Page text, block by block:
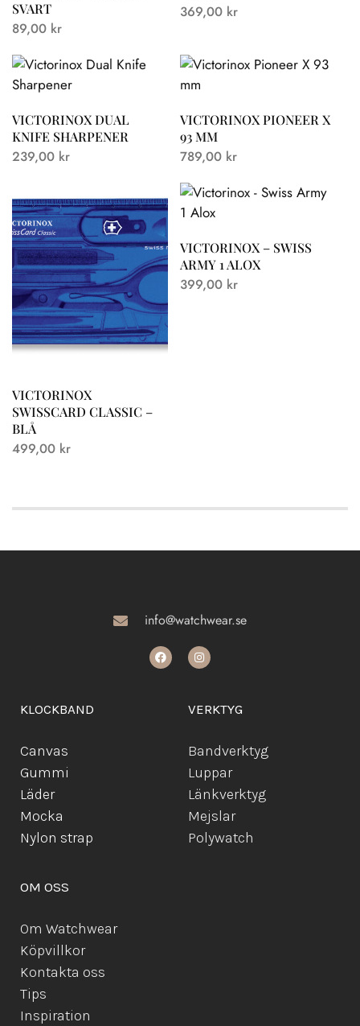
SVART
89,00 kr
369,00 kr
VICTORINOX DUAL
KNIFE SHARPENER
239,00 kr
VICTORINOX PIONEER X
93 MM
789,00 kr
VICTORINOX
SWISSCARD CLASSIC –
BLÅ
499,00 kr
VICTORINOX – SWISS
ARMY 1 ALOX
399,00 kr
info@watchwear.se
KLOCKBAND
Canvas
Gummi
Läder
Mocka
Nylon strap
VERKTYG
Bandverktyg
Luppar
Länkverktyg
Mejslar
Polywatch
OM OSS
Om Watchwear
Köpvillkor
Kontakta oss
Tips
Inspiration